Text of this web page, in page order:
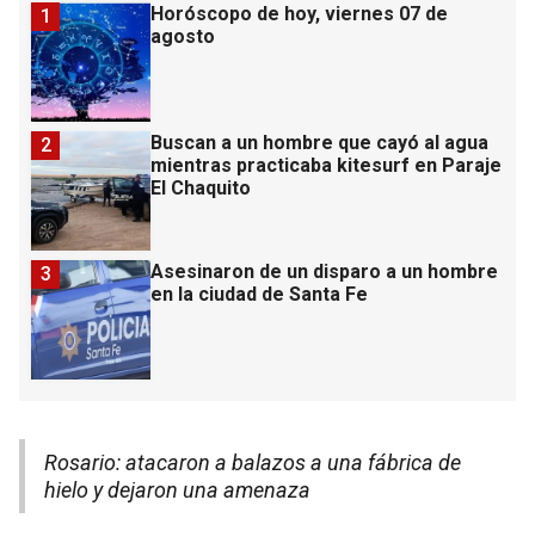
Horóscopo de hoy, viernes 07 de
agosto
1
Buscan a un hombre que cayó al agua
mientras practicaba kitesurf en Paraje
El Chaquito
2
Asesinaron de un disparo a un hombre
en la ciudad de Santa Fe
3
Rosario: atacaron a balazos a una fábrica de
hielo y dejaron una amenaza